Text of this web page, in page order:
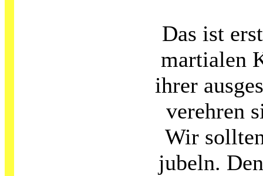
Das ist
martialen
ihrer
verehren
Wir
jubeln.